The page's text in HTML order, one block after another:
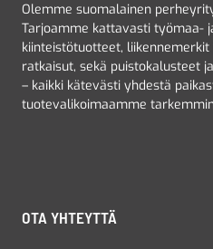
Olemme suomalainen
Tarjoamme kattavasti työmaa-
kiinteistötuotteet,
ratkaisut, sekä puistokalusteet
– kaikki kätevästi yhdestä
tuotevalikoimaamme
OTA YHTEYTTÄ